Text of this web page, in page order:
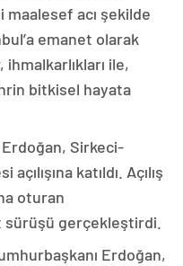
maalesef acı şekilde
emanet olarak
ile,
bitkisel hayata
Erdoğan, Sirkeci-
katıldı. Açılış
oturan
sürüşü gerçekleştirdi.
Erdoğan,